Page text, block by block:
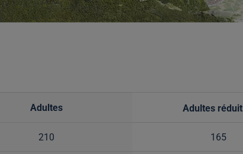
Adultes Adultes réduit
210 165